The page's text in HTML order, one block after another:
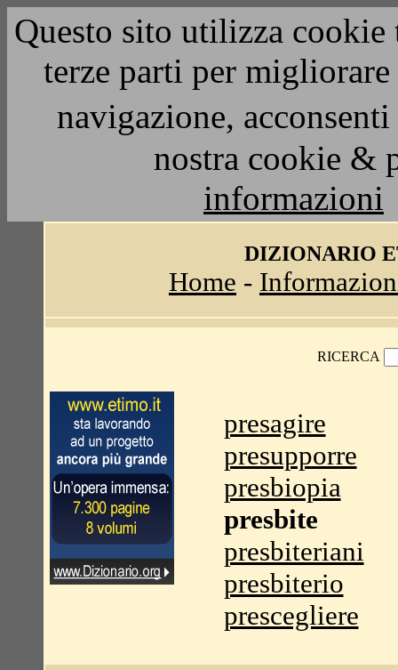
Questo sito utilizza
terze parti per
navigazione,
nostra cookie &
informazioni
DIZIONARIO
Home -
RICERCA
presagire
presupporre
presbiopia
presbite
presbiteriani
presbiterio
prescegliere